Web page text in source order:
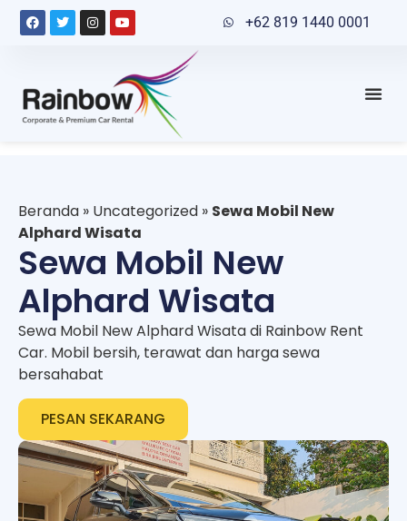
+62 819 1440 0001
Beranda » Uncategorized » Sewa Mobil New
Alphard Wisata
Sewa Mobil New
Alphard Wisata
Sewa Mobil New Alphard Wisata di Rainbow Rent
Car. Mobil bersih, terawat dan harga sewa
bersahabat
PESAN SEKARANG